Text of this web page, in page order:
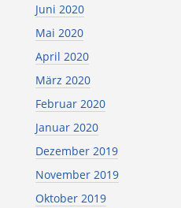
Juni 2020
Mai 2020
April 2020
März 2020
Februar 2020
Januar 2020
Dezember 2019
November 2019
Oktober 2019